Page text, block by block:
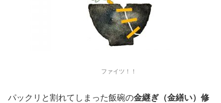
ファイツ！！
パックリと割れてしまった飯碗の金継ぎ（金繕い）修